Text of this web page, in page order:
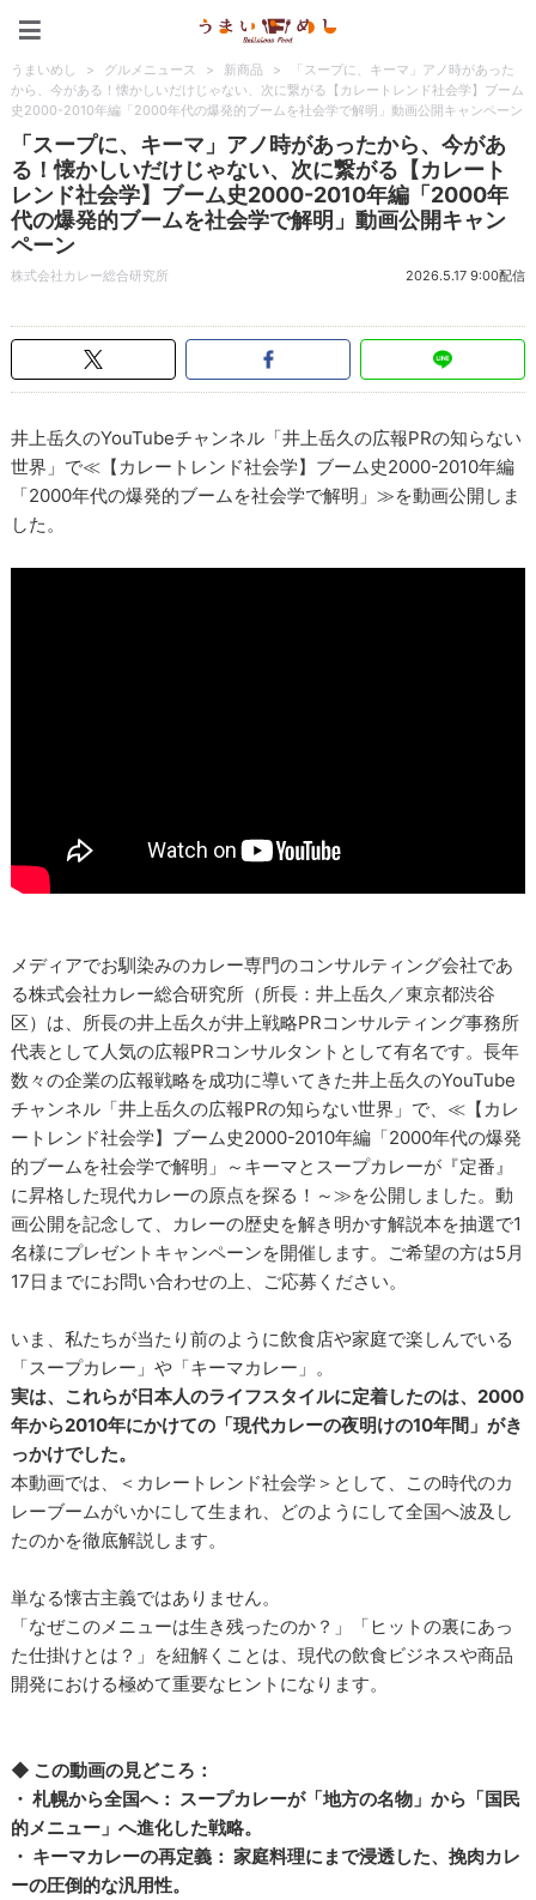
うまいめし > グルメニュース > 新商品 >
「スープに、キーマ」アノ時があった
から、今がある！懐かしいだけじゃない、次に繋がる【カレートレンド社会学】ブーム
史2000-2010年編「2000年代の爆発的ブームを社会学で解明」動画公開キャンペーン
「スープに、キーマ」アノ時があったから、今があ
る！懐かしいだけじゃない、次に繋がる【カレート
レンド社会学】ブーム史2000-2010年編「2000年
代の爆発的ブームを社会学で解明」動画公開キャン
ペーン
株式会社カレー総合研究所 2026.5.17 9:00配信
井上岳久のYouTubeチャンネル「井上岳久の広報PRの知らない
世界」で≪【カレートレンド社会学】ブーム史2000-2010年編
「2000年代の爆発的ブームを社会学で解明」≫を動画公開しま
した。
メディアでお馴染みのカレー専門のコンサルティング会社であ
る株式会社カレー総合研究所（所長：井上岳久／東京都渋谷
区）は、所長の井上岳久が井上戦略PRコンサルティング事務所
代表として人気の広報PRコンサルタントとして有名です。長年
数々の企業の広報戦略を成功に導いてきた井上岳久のYouTube
チャンネル「井上岳久の広報PRの知らない世界」で、≪【カレ
ートレンド社会学】ブーム史2000-2010年編「2000年代の爆発
的ブームを社会学で解明」～キーマとスープカレーが『定番』
に昇格した現代カレーの原点を探る！～≫を公開しました。動
画公開を記念して、カレーの歴史を解き明かす解説本を抽選で1
名様にプレゼントキャンペーンを開催します。ご希望の方は5月
17日までにお問い合わせの上、ご応募ください。
いま、私たちが当たり前のように飲食店や家庭で楽しんでいる
「スープカレー」や「キーマカレー」。
実は、これらが日本人のライフスタイルに定着したのは、2000
年から2010年にかけての「現代カレーの夜明けの10年間」がき
っかけでした。
本動画では、＜カレートレンド社会学＞として、この時代のカ
レーブームがいかにして生まれ、どのようにして全国へ波及し
たのかを徹底解説します。
単なる懐古主義ではありません。
「なぜこのメニューは生き残ったのか？」「ヒットの裏にあっ
た仕掛けとは？」を紐解くことは、現代の飲食ビジネスや商品
開発における極めて重要なヒントになります。
◆ この動画の見どころ：
・ 札幌から全国へ： スープカレーが「地方の名物」から「国民
的メニュー」へ進化した戦略。
・ キーマカレーの再定義： 家庭料理にまで浸透した、挽肉カレ
ーの圧倒的な汎用性。